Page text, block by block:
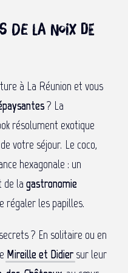
de la noix de
à La Réunion et vous
? La
résolument exotique
votre séjour. Le coco,
hexagonale : un
de lagastronomie
régaler les papilles.
? En solitaire ou en
Mireille et Didier sur leur